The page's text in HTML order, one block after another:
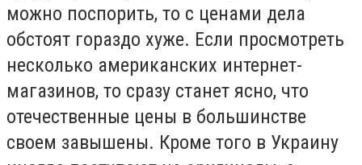
можно поспорить, то с ценами дела
обстоят гораздо хуже. Если просмотреть
несколько американских интернет-
магазинов, то сразу станет ясно, что
отечественные цены в большинстве
своем завышены. Кроме того в Украину